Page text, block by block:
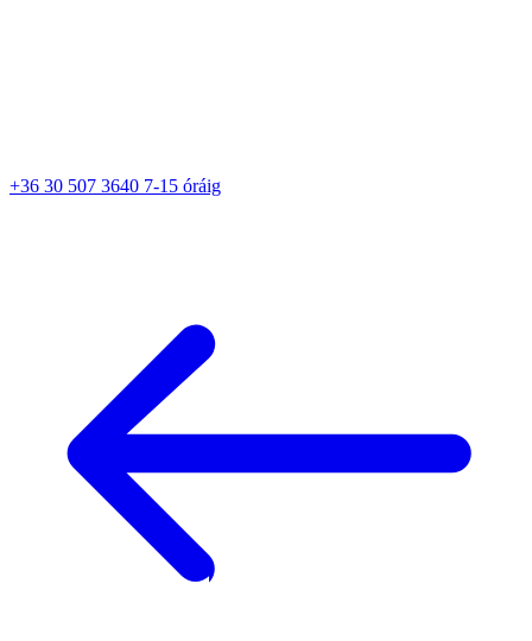
+36 30 507 3640 7-15 óráig